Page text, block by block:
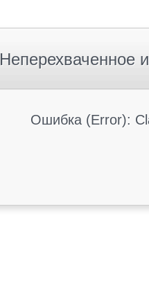
Неперехваченное
Ошибка (Error):